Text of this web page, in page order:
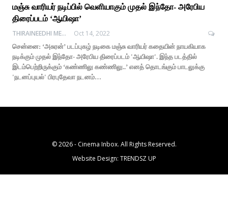
மஞ்சு வாரியர் நடிப்பில் வெளியாகும் முதல் இந்தோ- அரேபிய
திரைப்படம் ‘ஆயிஷா’
THIRAINEEDHI MEDIA
Oct 14, 2022
சென்னை: ‘அசுரன்’ படப்புகழ் நடிகை மஞ்சு வாரியர் கதையின் நாயகியாக
நடிக்கும் முதல் இந்தோ- அரேபிய திரைப்படம் 'ஆயிஷா'. இந்த படத்தில்
இடம்பெற்றிருக்கும் ‘கண்ணிலு கண்ணிலு..’ எனத் தொடங்கும் பாடலுக்கு
'நடனப்புயல்' பிரபுதேவா நடனம்…
© 2026 - Cinema Inbox. All Rights Reserved.
Website Design: TRENDSZ UP